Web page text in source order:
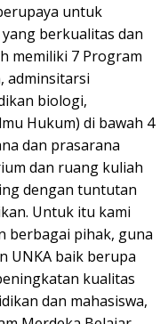
untuk
berkualitas dan
memiliki 7 Program
adminsitarsi
biologi,
Hukum) di bawah 4
dan prasarana
dan ruang kuliah
dengan tuntutan
Untuk itu kami
berbagai pihak, guna
UNKA baik berupa
kualitas
dan mahasiswa,